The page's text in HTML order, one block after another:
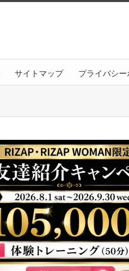
サイトマップ プライバシー